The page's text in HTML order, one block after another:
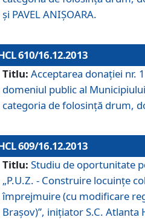
şi PAVEL ANIŞOARA.
610/16.12.2013
Titlu: Acceptarea donaţiei nr.
domeniul public al
categoria de folosinţă drum,
609/16.12.2013
Titlu: Studiu de oportunitate
„P.U.Z. - Construire locuinţe
împrejmuire (cu modificare
Braşov)”, iniţiator S.C. Atlanta